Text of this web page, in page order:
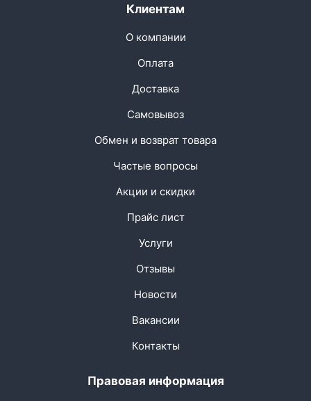
Клиентам
О компании
Оплата
Доставка
Самовывоз
Обмен и возврат товара
Частые вопросы
Акции и скидки
Прайс лист
Услуги
Отзывы
Новости
Вакансии
Контакты
Правовая информация